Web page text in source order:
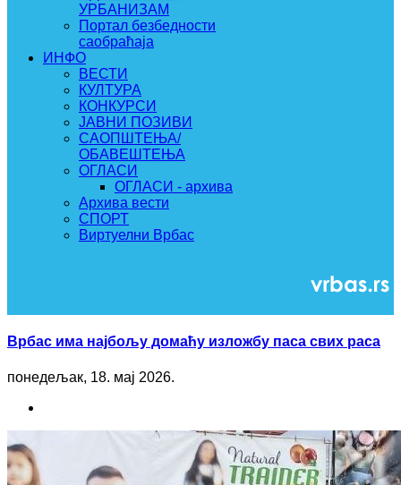
УРБАНИЗАМ
Портал безбедности
саобраћаја
ИНФО
ВЕСТИ
КУЛТУРА
КОНКУРСИ
ЈАВНИ ПОЗИВИ
САОПШТЕЊА/
ОБАВЕШТЕЊА
ОГЛАСИ
ОГЛАСИ - архива
Архива вести
СПОРТ
Виртуелни Врбас
Врбас има најбољу домаћу изложбу паса свих раса
понедељак, 18. мај 2026.